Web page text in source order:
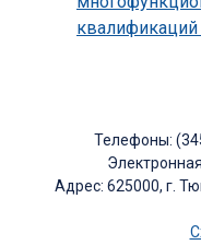
Телефоны:
Адрес: 625000, г.